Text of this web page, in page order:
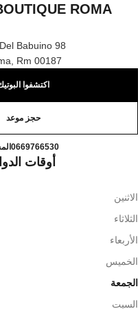
ROMA
Babuino 98,
00187 Roma, Rm
اكتشفوا
حجز موعد
اتصال
0669766530
أوقات
الاثنين
الثلاثاء
الأربعاء
الخميس
الجمعة
السبت